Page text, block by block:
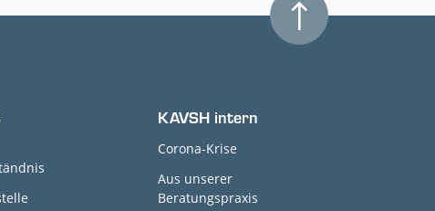
KAVSH intern
Corona-Krise
Aus unserer
Beratungspraxis